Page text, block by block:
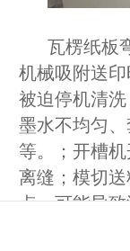
瓦楞纸板
机械吸附送印
被迫停机清
墨水不均匀
等。；开槽
离缝；模切
点，可能导
机整理。总